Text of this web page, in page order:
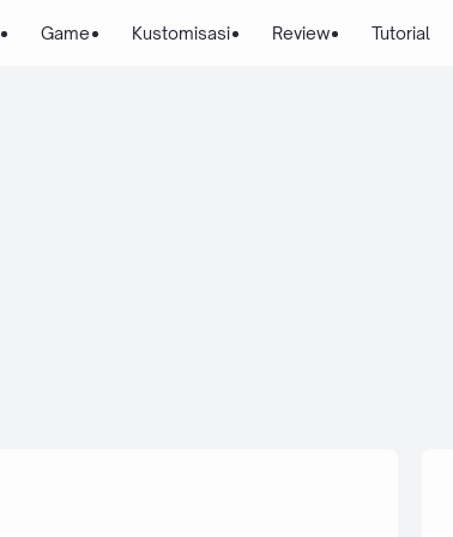
Game Kustomisasi Review Tutorial